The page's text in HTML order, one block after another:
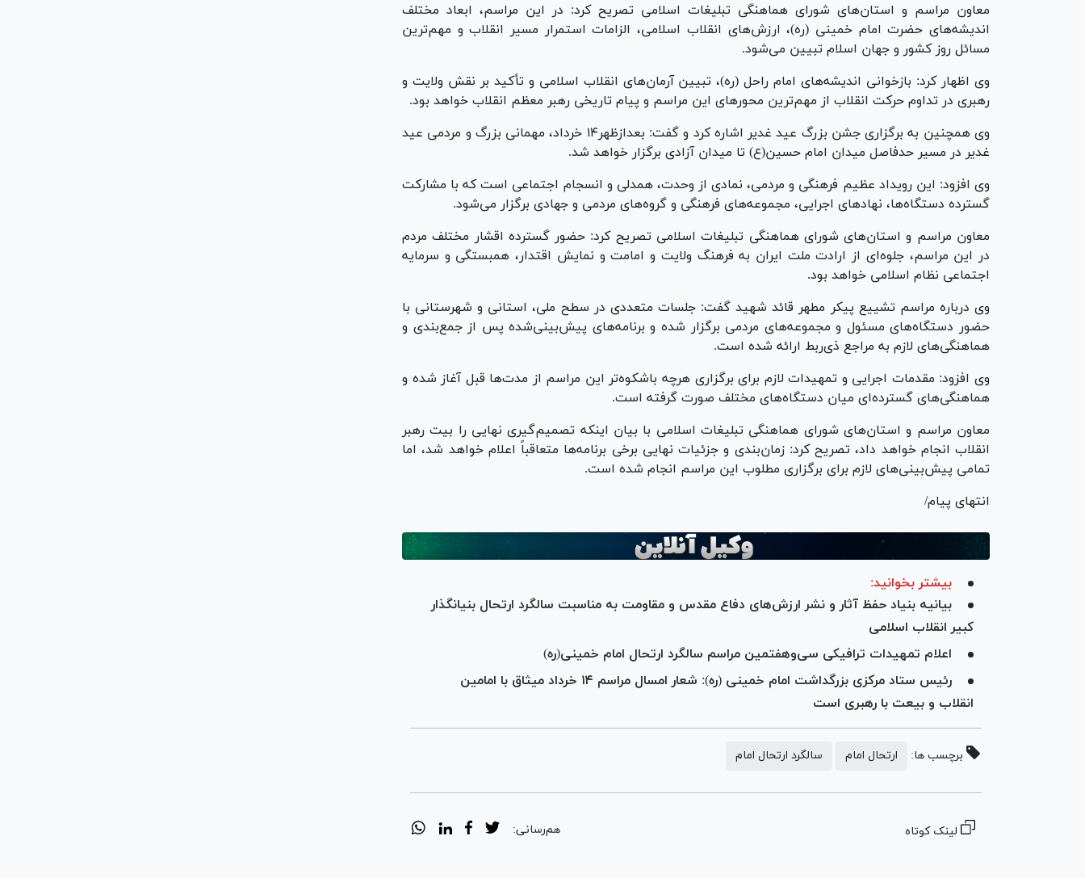
معاون مراسم و استان‌های شورای هماهنگی تبلیغات اسلامی تصریح کرد: در این مراسم، ابعاد مختلف
اندیشه‌های حضرت امام خمینی (ره)، ارزش‌های انقلاب اسلامی، الزامات استمرار مسیر انقلاب و مهم‌ترین
مسائل روز کشور و جهان اسلام تبیین می‌شود.
وی اظهار کرد: بازخوانی اندیشه‌های امام راحل (ره)، تبیین آرمان‌های انقلاب اسلامی و تأکید بر نقش ولایت و
رهبری در تداوم حرکت انقلاب از مهم‌ترین محور‌های این مراسم و پیام تاریخی رهبر معظم انقلاب خواهد بود.
وی همچنین به برگزاری جشن بزرگ عید غدیر اشاره کرد و گفت: بعدازظهر۱۴ خرداد، مهمانی بزرگ و مردمی عید
غدیر در مسیر حدفاصل میدان امام حسین(ع) تا میدان آزادی برگزار خواهد شد.
وی افزود: این رویداد عظیم فرهنگی و مردمی، نمادی از وحدت، همدلی و انسجام اجتماعی است که با مشارکت
گسترده دستگاه‌ها، نهادهای اجرایی، مجموعه‌های فرهنگی و گروه‌های مردمی و جهادی برگزار می‌شود.
معاون مراسم و استان‌های شورای هماهنگی تبلیغات اسلامی تصریح کرد: حضور گسترده اقشار مختلف مردم
در این مراسم، جلوه‌ای از ارادت ملت ایران به فرهنگ ولایت و امامت و نمایش اقتدار، همبستگی و سرمایه
اجتماعی نظام اسلامی خواهد بود.
وی درباره مراسم تشییع پیکر مطهر قائد شهید گفت: جلسات متعددی در سطح ملی، استانی و شهرستانی با
حضور دستگاه‌های مسئول و مجموعه‌های مردمی برگزار شده و برنامه‌های پیش‌بینی‌شده پس از جمع‌بندی و
هماهنگی‌های لازم به مراجع ذی‌ربط ارائه شده است.
وی افزود: مقدمات اجرایی و تمهیدات لازم برای برگزاری هرچه باشکوه‌تر این مراسم از مدت‌ها قبل آغاز شده و
هماهنگی‌های گسترده‌ای میان دستگاه‌های مختلف صورت گرفته است.
معاون مراسم و استان‌های شورای هماهنگی تبلیغات اسلامی با بیان اینکه تصمیم‌گیری نهایی را بیت رهبر
انقلاب انجام خواهد داد، تصریح کرد: زمان‌بندی و جزئیات نهایی برخی برنامه‌ها متعاقباً اعلام خواهد شد، اما
تمامی پیش‌بینی‌های لازم برای برگزاری مطلوب این مراسم انجام شده است.
انتهای پیام/
بیشتر بخوانید:
بیانیه بنیاد حفظ آثار و نشر ارزش‌های دفاع مقدس و مقاومت به مناسبت سالگرد ارتحال بنیانگذار
کبیر انقلاب اسلامی
اعلام تمهیدات ترافیکی سی‌وهفتمین مراسم سالگرد ارتحال امام خمینی(ره)
رئیس ستاد مرکزی بزرگداشت امام خمینی (ره): شعار امسال مراسم ۱۴ خرداد میثاق با امامین
انقلاب و بیعت با رهبری است
برچسب ها: ارتحال امام سالگرد ارتحال امام
لینک کوتاه هم‌رسانی: